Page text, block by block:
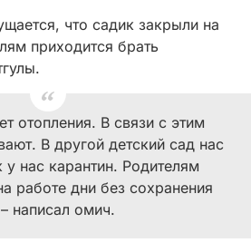
что садик закрыли на
приходится брать
отопления. В связи с этим
В другой детский сад нас
у нас карантин. Родителям
работе дни без сохранения
написал омич.